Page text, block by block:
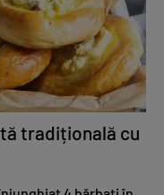
tradițională cu